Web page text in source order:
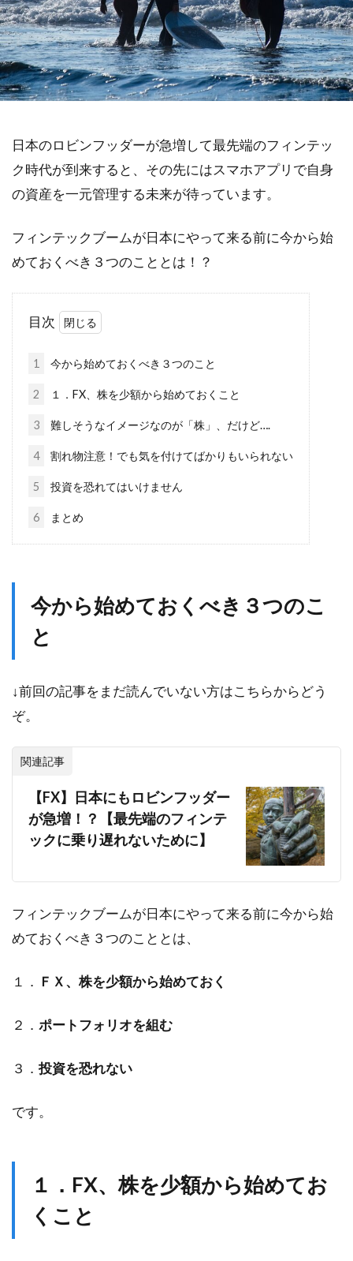
日本のロビンフッダーが急増して最先端のフィンテッ
ク時代が到来すると、その先にはスマホアプリで自身
の資産を一元管理する未来が待っています。
フィンテックブームが日本にやって来る前に今から始
めておくべき３つのこととは！？
目次
1 今から始めておくべき３つのこと
2 １．FX、株を少額から始めておくこと
3 難しそうなイメージなのが「株」、だけど….
4 割れ物注意！でも気を付けてばかりもいられない
5 投資を恐れてはいけません
6 まとめ
今から始めておくべき３つのこ
と
↓前回の記事をまだ読んでいない方はこちらからどう
ぞ。
関連記事
【FX】日本にもロビンフッダー
が急増！？【最先端のフィンテ
ックに乗り遅れないために】
フィンテックブームが日本にやって来る前に今から始
めておくべき３つのこととは、
１． ＦＸ、株を少額から始めておく
２． ポートフォリオを組む
３． 投資を恐れない
です。
１． FX、株を少額から始めてお
くこと